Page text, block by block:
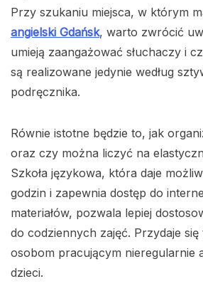
Przy szukaniu miejsca, w którym
angielski Gdańsk, warto zwrócić
umieją zaangażować słuchaczy i
są realizowane jedynie według
podręcznika.
Równie istotne będzie to, jak
oraz czy można liczyć na
Szkoła językowa, która daje
godzin i zapewnia dostęp do
materiałów, pozwala lepiej
do codziennych zajęć. Przydaje się
osobom pracującym nieregularnie
dzieci.